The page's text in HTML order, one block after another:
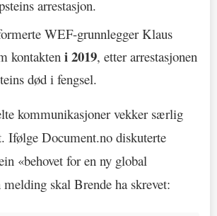
arrestasjon.
WEF-grunnlegger Klaus
kontakteni 2019, etter arrestasjonen
død i fengsel.
kommunikasjoner vekker særlig
Ifølge Document.no diskuterte
«behovet for en ny global
skal Brende ha skrevet: